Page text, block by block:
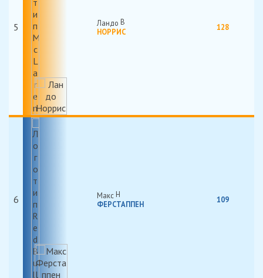
5
Ландо
НОРРИС
128
6
Макс
ФЕРСТАППЕН
109